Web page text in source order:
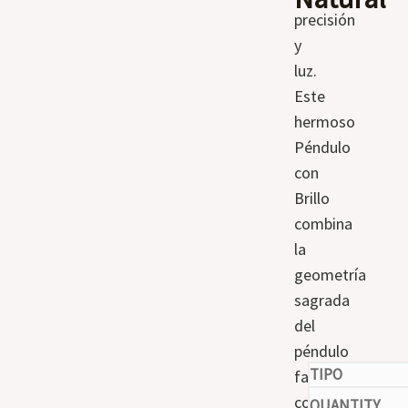
precisión
y
luz.
Este
hermoso
Péndulo
con
Brillo
combina
la
geometría
sagrada
del
péndulo
facetado
con